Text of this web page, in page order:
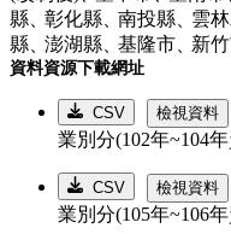
縣、彰化縣、南投縣、雲
縣、澎湖縣、基隆市、新
資料資源下載網址
CSV 檢視資料
業別分(102年~104
CSV 檢視資料
業別分(105年~106